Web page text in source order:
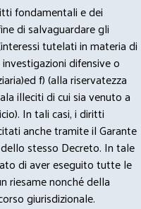
fondamentali e dei
di salvaguardare gli
tutelati in materia di
difensive o
f) (alla riservatezza
illeciti di cui sia venuto a
In tali casi, i diritti
anche tramite il Garante
stesso Decreto. In tale
di aver eseguito tutte le
riesame nonché della
giurisdizionale.